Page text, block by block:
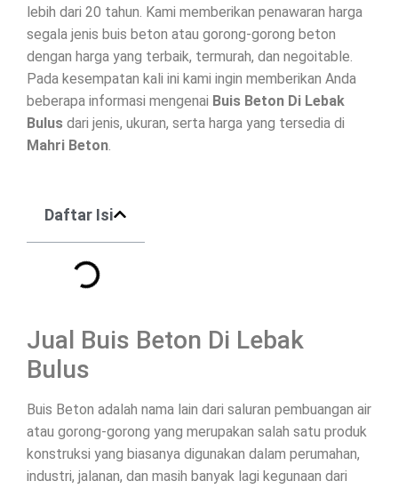
lebih dari 20 tahun. Kami memberikan penawaran harga
segala jenis buis beton atau gorong-gorong beton
dengan harga yang terbaik, termurah, dan negoitable.
Pada kesempatan kali ini kami ingin memberikan Anda
beberapa informasi mengenai Buis Beton Di Lebak
Bulus dari jenis, ukuran, serta harga yang tersedia di
Mahri Beton.
Daftar Isi
Jual Buis Beton Di Lebak
Bulus
Buis Beton adalah nama lain dari saluran pembuangan air
atau gorong-gorong yang merupakan salah satu produk
konstruksi yang biasanya digunakan dalam perumahan,
industri, jalanan, dan masih banyak lagi kegunaan dari